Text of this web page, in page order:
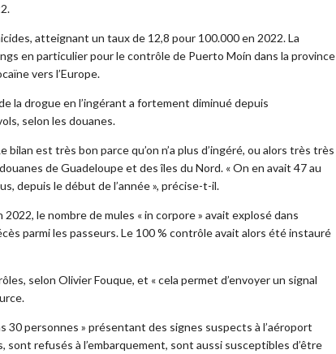
atteignant un taux de 12,8 pour 100.000 en 2022. La
en particulier pour le contrôle de Puerto Moín dans la province
vers l’Europe.
la drogue en l’ingérant a fortement diminué depuis
selon les douanes.
est très bon parce qu’on n’a plus d’ingéré, ou alors très très
de Guadeloupe et des îles du Nord. « On en avait 47 au
depuis le début de l’année », précise-t-il.
le nombre de mules « in corpore » avait explosé dans
parmi les passeurs. Le 100 % contrôle avait alors été instauré
selon Olivier Fouque, et « cela permet d’envoyer un signal
30 personnes » présentant des signes suspects à l’aéroport
sont refusés à l’embarquement, sont aussi susceptibles d’être